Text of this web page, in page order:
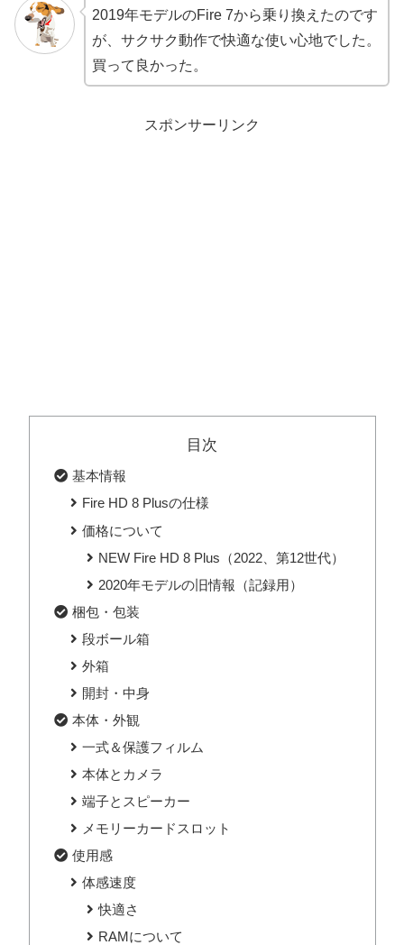
2019年モデルのFire 7から乗り換えたのです
が、サクサク動作で快適な使い心地でした。
買って良かった。
スポンサーリンク
目次
基本情報
Fire HD 8 Plusの仕様
価格について
NEW Fire HD 8 Plus（2022、第12世代）
2020年モデルの旧情報（記録用）
梱包・包装
段ボール箱
外箱
開封・中身
本体・外観
一式＆保護フィルム
本体とカメラ
端子とスピーカー
メモリーカードスロット
使用感
体感速度
快適さ
RAMについて